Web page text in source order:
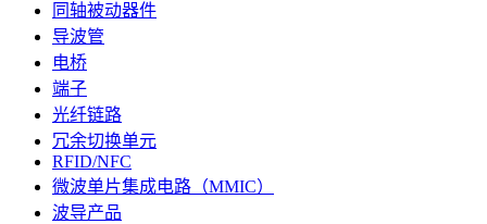
同轴被动器件
导波管
电桥
端子
光纤链路
冗余切换单元
RFID/NFC
微波单片集成电路（MMIC）
波导产品